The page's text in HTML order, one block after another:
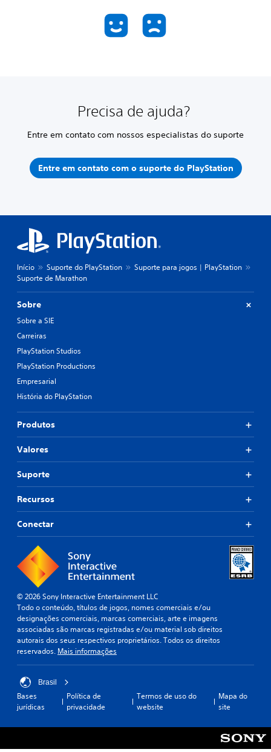
Precisa de ajuda?
Entre em contato com nossos especialistas do suporte
Entre em contato com o suporte do PlayStation
Início Suporte do PlayStation
Suporte para jogos | PlayStation
Suporte de Marathon
Sobre
Sobre a SIE
Carreiras
PlayStation Studios
PlayStation Productions
Empresarial
História do PlayStation
Produtos
Valores
Suporte
Recursos
Conectar
© 2026 Sony Interactive Entertainment LLC
Todo o conteúdo, títulos de jogos, nomes comerciais e/ou
designações comerciais, marcas comerciais, arte e imagens
associadas são marcas registradas e/ou material sob direitos
autorais dos seus respectivos proprietários. Todos os direitos
reservados. Mais informações
Brasil
Bases
jurídicas
Política de
privacidade
Termos de uso do
website
Mapa do
site